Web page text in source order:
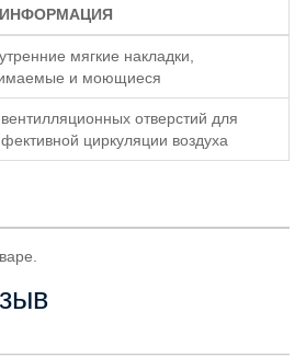
мягкие накладки,
и моющиеся
отверстий для
циркуляции воздуха